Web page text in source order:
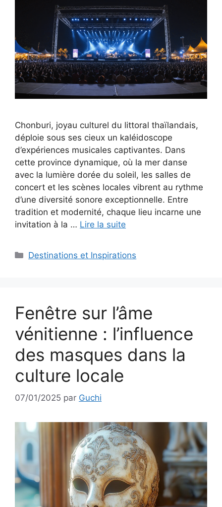
Chonburi, joyau culturel du littoral thaïlandais,
déploie sous ses cieux un kaléidoscope
d’expériences musicales captivantes. Dans
cette province dynamique, où la mer danse
avec la lumière dorée du soleil, les salles de
concert et les scènes locales vibrent au rythme
d’une diversité sonore exceptionnelle. Entre
tradition et modernité, chaque lieu incarne une
invitation à la … Lire la suite
Catégories
Destinations et Inspirations
Fenêtre sur l’âme
vénitienne : l’influence
des masques dans la
culture locale
07/01/2025 par Guchi